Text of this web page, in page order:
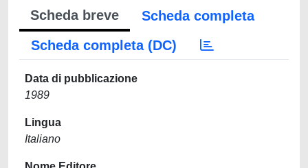
Scheda breve
Scheda completa
Scheda completa (DC)
Data di pubblicazione
1989
Lingua
Italiano